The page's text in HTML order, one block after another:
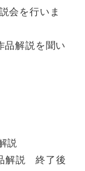
会を行いま
品解説を聞い
説
解説 終了後